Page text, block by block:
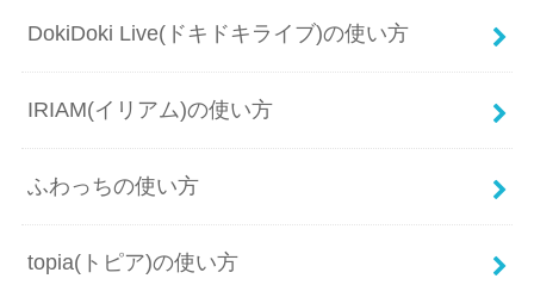
DokiDoki Live(ドキドキライブ)の使い方
IRIAM(イリアム)の使い方
ふわっちの使い方
topia(トピア)の使い方